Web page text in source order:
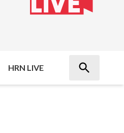
HRN LIVE